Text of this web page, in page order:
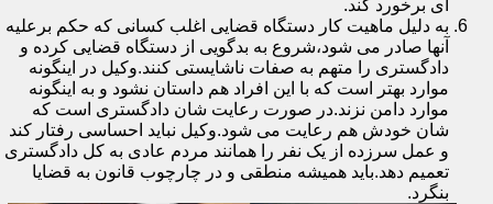
ای برخورد کند.
به دلیل ماهیت کار دستگاه قضایی اغلب کسانی که حکم برعلیه
آنها صادر می شود،شروع به بدگویی از دستگاه قضایی کرده و
دادگستری را متهم به صفات ناشایستی کنند.وکیل در اینگونه
موارد بهتر است که با این افراد هم داستان نشود و به اینگونه
موارد دامن نزند.در صورت رعایت شان دادگستری است که
شان خودش هم رعایت می شود.وکیل نباید احساسی رفتار کند
و عمل سرزده از یک نفر را همانند مردم عادی به کل دادگستری
تعمیم دهد.باید همیشه منطقی و در چارچوب قانون به قضایا
بنگرد.